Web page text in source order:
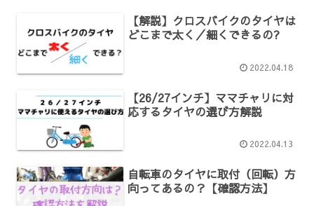
【解説】クロスバイクのタイヤは
どこまで太く／細くできるの?
2022.04.18
【26/27インチ】ママチャリに対
応するタイヤの選び方解説
2022.04.13
自転車のタイヤに取付（回転）方
向ってあるの？【確認方法】